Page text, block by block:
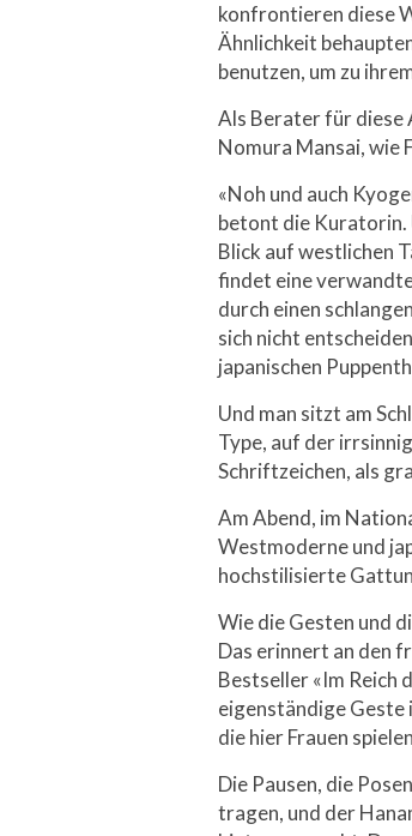
konfrontieren diese
Ähnlichkeit
benutzen, um zu
Als Berater für diese
Nomura Mansai, wie
«Noh und auch
betont die Kuratorin.
Blick auf westlichen
findet eine
durch einen
sich nicht
japanischen
Und man sitzt am
Type, auf der
Schriftzeichen, als
Am Abend, im
Westmoderne und
hochstilisierte
Wie die Gesten und
Das erinnert an den
Bestseller «Im Reich
eigenständige Geste
die hier Frauen
Die Pausen, die
tragen, und der